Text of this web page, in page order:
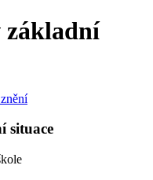
základní
situace